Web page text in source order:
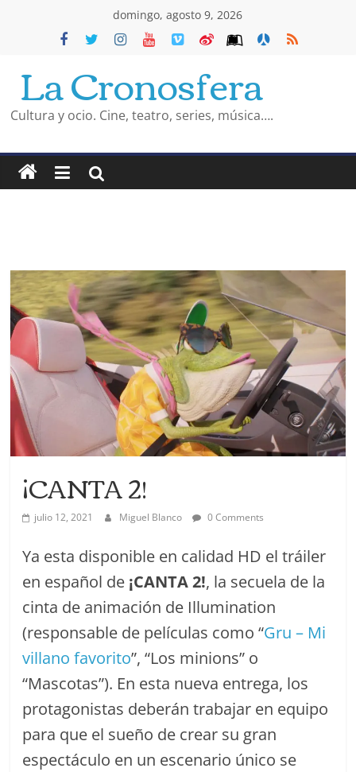
domingo, agosto 9, 2026
La Cronosfera
Cultura y ocio. Cine, teatro, series, música….
¡CANTA 2!
julio 12, 2021 Miguel Blanco 0 Comments
Ya esta disponible en calidad HD el tráiler
en español de ¡CANTA 2!, la secuela de la
cinta de animación de Illumination
(responsable de películas como “Gru – Mi
villano favorito”, “Los minions” o
“Mascotas”). En esta nueva entrega, los
protagonistas deberán trabajar en equipo
para que el sueño de crear su gran
espectáculo en un escenario único se